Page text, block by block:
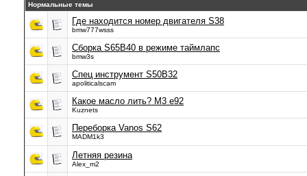
Нормальные темы
Где находится номер двигателя S38
bmw777wsss
Сборка S65B40 в режиме таймлапс
bmw3s
Спец инструмент S50B32
apoliticalscam
Какое масло лить? M3 e92
Kuznets
Переборка Vanos S62
MADM1k3
Летняя резина
Alex_m2